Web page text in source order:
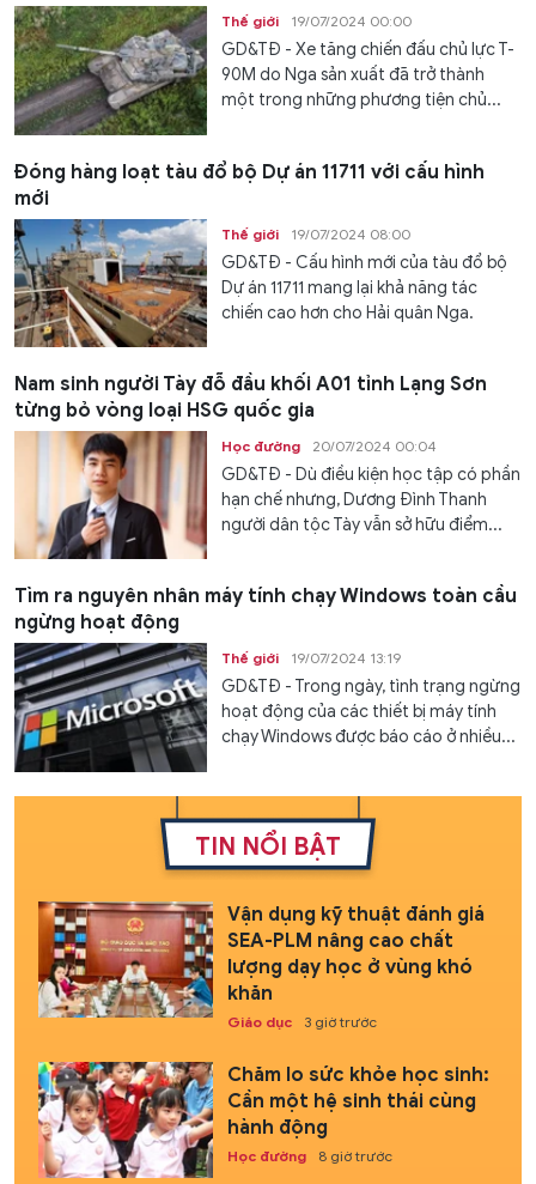
Thế giới 19/07/2024 00:00
GD&TĐ - Xe tăng chiến đấu chủ lực T-
90M do Nga sản xuất đã trở thành
một trong những phương tiện chủ...
Đóng hàng loạt tàu đổ bộ Dự án 11711 với cấu hình
mới
Thế giới 19/07/2024 08:00
GD&TĐ - Cấu hình mới của tàu đổ bộ
Dự án 11711 mang lại khả năng tác
chiến cao hơn cho Hải quân Nga.
Nam sinh người Tày đỗ đầu khối A01 tỉnh Lạng Sơn
từng bỏ vòng loại HSG quốc gia
Học đường 20/07/2024 00:04
GD&TĐ - Dù điều kiện học tập có phần
hạn chế nhưng, Dương Đình Thanh
người dân tộc Tày vẫn sở hữu điểm...
Tìm ra nguyên nhân máy tính chạy Windows toàn cầu
ngừng hoạt động
Thế giới 19/07/2024 13:19
GD&TĐ - Trong ngày, tình trạng ngừng
hoạt động của các thiết bị máy tính
chạy Windows được báo cáo ở nhiều...
TIN NỔI BẬT
Vận dụng kỹ thuật đánh giá
SEA-PLM nâng cao chất
lượng dạy học ở vùng khó
khăn
Giáo dục 3 giờ trước
Chăm lo sức khỏe học sinh:
Cần một hệ sinh thái cùng
hành động
Học đường 8 giờ trước